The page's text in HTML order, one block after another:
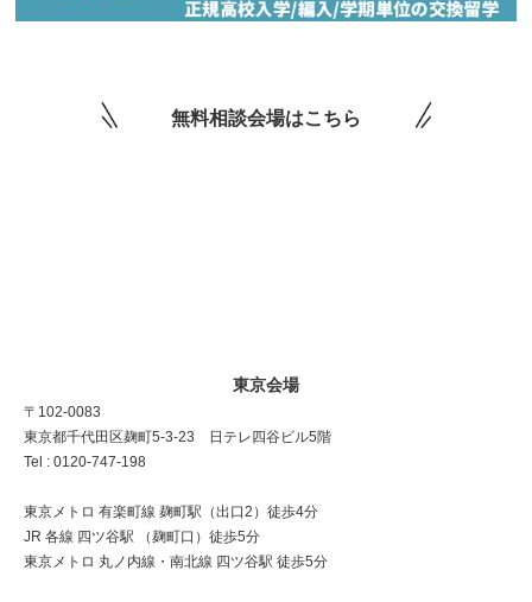
無料相談会場はこちら
東京会場
〒102-0083
東京都千代田区麹町5-3-23 日テレ四谷ビル5階
Tel : 0120-747-198
東京メトロ 有楽町線 麹町駅（出口2）徒歩4分
JR 各線 四ツ谷駅 （麹町口）徒歩5分
東京メトロ 丸ノ内線・南北線 四ツ谷駅 徒歩5分